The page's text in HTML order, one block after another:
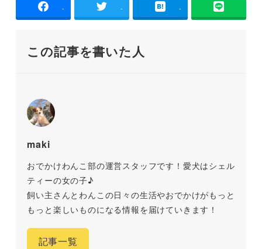
- - -
この記事を書いた人
maki
おでかけわんこ部の運営スタッフです！愛犬はシェル
ティーの女の子♪
飼い主さんとわんこの日々の生活やおでかけがもっと
もっと楽しいものになる情報を届けていきます！
記事一覧